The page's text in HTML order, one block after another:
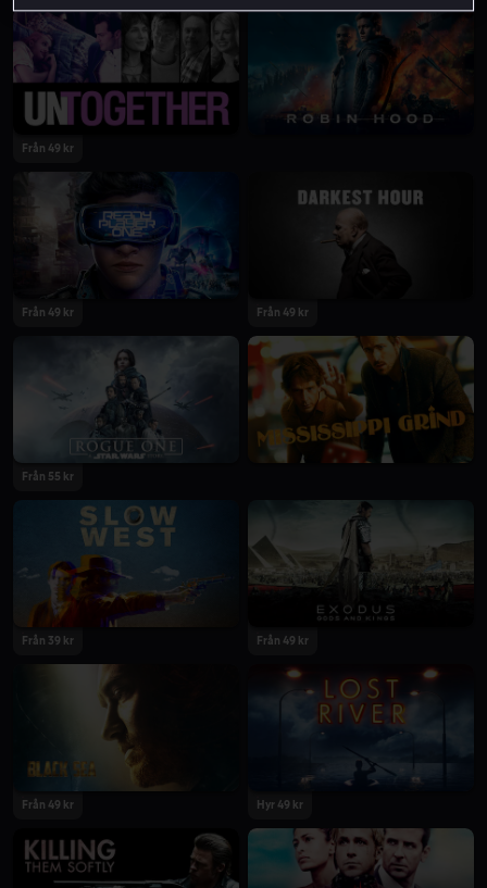
Från 49 kr
Från 49 kr Från 49 kr
Från 55 kr
Från 39 kr Från 49 kr
Från 49 kr Hyr 49 kr